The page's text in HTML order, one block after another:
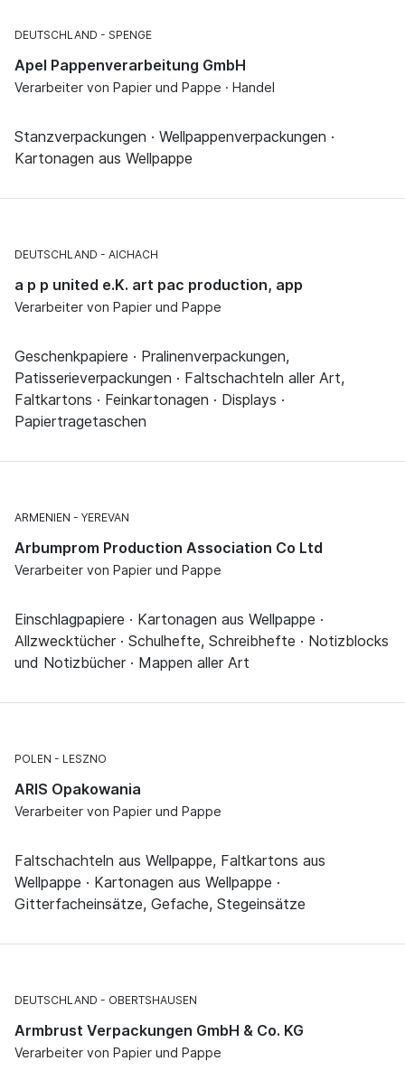
DEUTSCHLAND SPENGE
Apel Pappenverarbeitung GmbH
Verarbeiter von Papier und Pappe · Handel
Stanzverpackungen · Wellpappenverpackungen ·
Kartonagen aus Wellpappe
DEUTSCHLAND AICHACH
a p p united e.K. art pac production, app
Verarbeiter von Papier und Pappe
Geschenkpapiere · Pralinenverpackungen,
Patisserieverpackungen · Faltschachteln aller Art,
Faltkartons · Feinkartonagen · Displays ·
Papiertragetaschen
ARMENIEN YEREVAN
Arbumprom Production Association Co Ltd
Verarbeiter von Papier und Pappe
Einschlagpapiere · Kartonagen aus Wellpappe ·
Allzwecktücher · Schulhefte, Schreibhefte · Notizblocks
und Notizbücher · Mappen aller Art
POLEN LESZNO
ARIS Opakowania
Verarbeiter von Papier und Pappe
Faltschachteln aus Wellpappe, Faltkartons aus
Wellpappe · Kartonagen aus Wellpappe ·
Gitterfacheinsätze, Gefache, Stegeinsätze
DEUTSCHLAND OBERTSHAUSEN
Armbrust Verpackungen GmbH & Co. KG
Verarbeiter von Papier und Pappe